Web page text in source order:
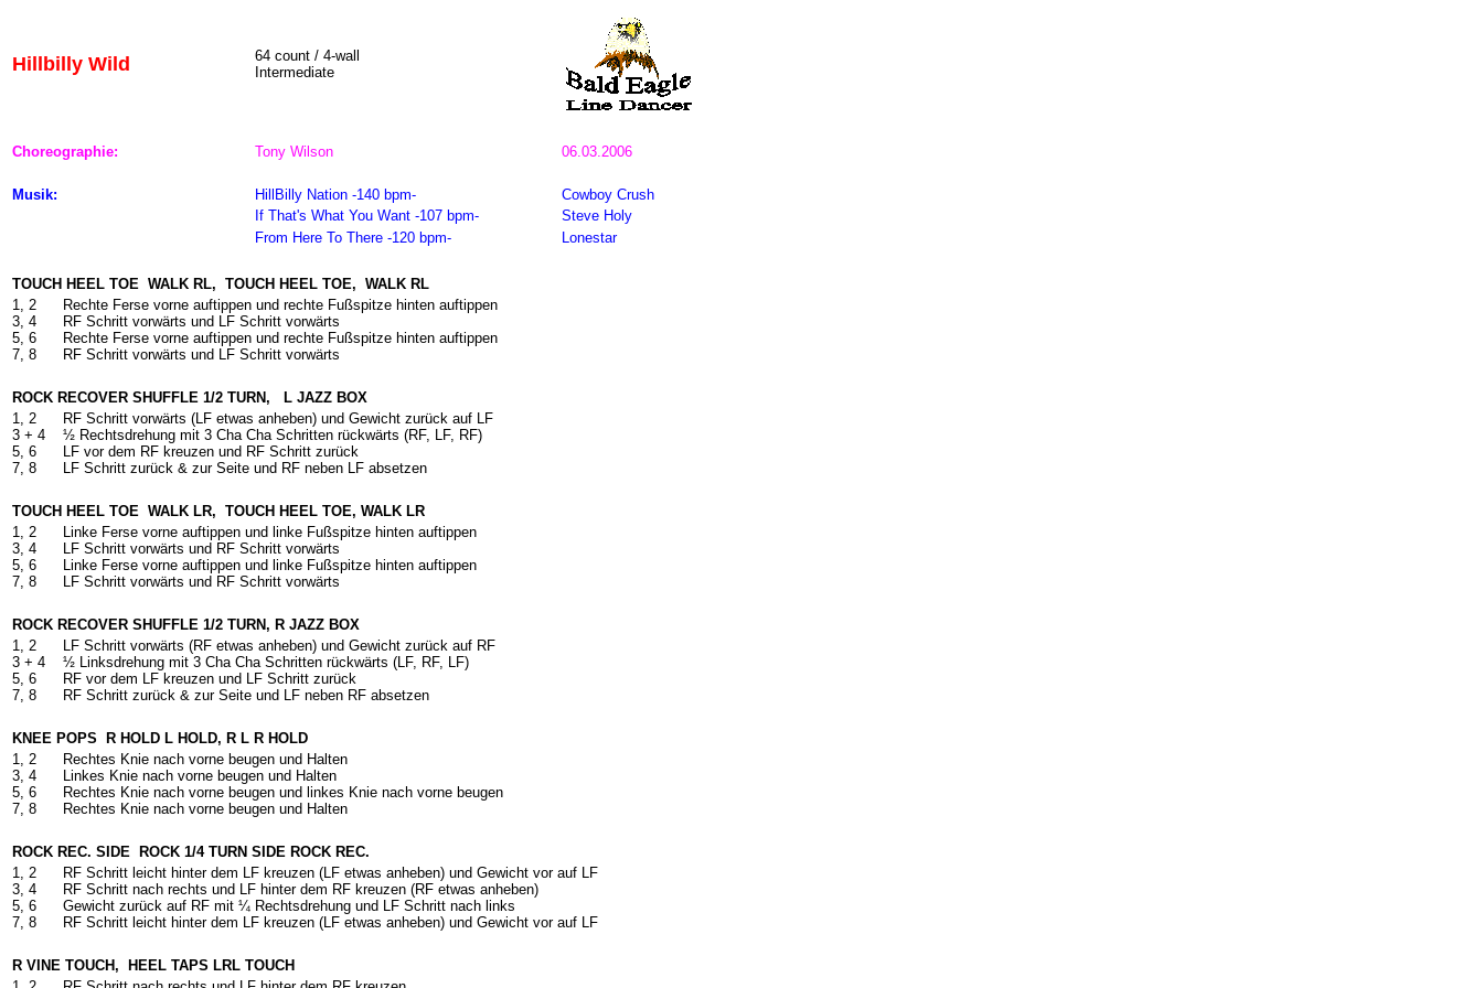
Hillbilly Wild 64 count / 4-wall
Intermediate
Choreographie: Tony Wilson 06.03.2006
Musik: HillBilly Nation -140 bpm-
Cowboy Crush
If That's What You Want -107 bpm-
Steve Holy
From Here To There -120 bpm-
Lonestar
TOUCH HEEL TOE WALK RL, TOUCH HEEL TOE, WALK RL
1, 2
3, 4
5, 6
7, 8
Rechte Ferse vorne auftippen und rechte Fußspitze hinten auftippen
RF Schritt vorwärts und LF Schritt vorwärts
Rechte Ferse vorne auftippen und rechte Fußspitze hinten auftippen
RF Schritt vorwärts und LF Schritt vorwärts
ROCK RECOVER SHUFFLE 1/2 TURN,
L JAZZ BOX
1, 2
3 + 4
5, 6
7, 8
RF Schritt vorwärts (LF etwas anheben) und Gewicht zurück auf LF
½ Rechtsdrehung mit 3 Cha Cha Schritten rückwärts (RF, LF, RF)
LF vor dem RF kreuzen und RF Schritt zurück
LF Schritt zurück & zur Seite und RF neben LF absetzen
TOUCH HEEL TOE WALK LR, TOUCH HEEL TOE, WALK LR
1, 2
3, 4
5, 6
7, 8
Linke Ferse vorne auftippen und linke Fußspitze hinten auftippen
LF Schritt vorwärts und RF Schritt vorwärts
Linke Ferse vorne auftippen und linke Fußspitze hinten auftippen
LF Schritt vorwärts und RF Schritt vorwärts
ROCK RECOVER SHUFFLE 1/2 TURN, R JAZZ BOX
1, 2
3 + 4
5, 6
7, 8
LF Schritt vorwärts (RF etwas anheben) und Gewicht zurück auf RF
½ Linksdrehung mit 3 Cha Cha Schritten rückwärts (LF, RF, LF)
RF vor dem LF kreuzen und LF Schritt zurück
RF Schritt zurück & zur Seite und LF neben RF absetzen
KNEE POPS
R HOLD L HOLD, R L R HOLD
1, 2
3, 4
5, 6
7, 8
Rechtes Knie nach vorne beugen und Halten
Linkes Knie nach vorne beugen und Halten
Rechtes Knie nach vorne beugen und linkes Knie nach vorne beugen
Rechtes Knie nach vorne beugen und Halten
ROCK REC. SIDE
ROCK 1/4 TURN SIDE ROCK REC.
1, 2
3, 4
5, 6
7, 8
RF Schritt leicht hinter dem LF kreuzen (LF etwas anheben) und Gewicht vor auf LF
RF Schritt nach rechts und LF hinter dem RF kreuzen (RF etwas anheben)
Gewicht zurück auf RF mit ¼ Rechtsdrehung und LF Schritt nach links
RF Schritt leicht hinter dem LF kreuzen (LF etwas anheben) und Gewicht vor auf LF
R VINE TOUCH,
HEEL TAPS LRL TOUCH